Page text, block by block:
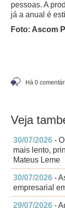
pessoas. A
já a anual é
Foto: Ascom
Há 0
Veja
30/07/2026 -
mais lento,
Mateus Leme
30/07/2026 -
empresarial
29/07/2026 -